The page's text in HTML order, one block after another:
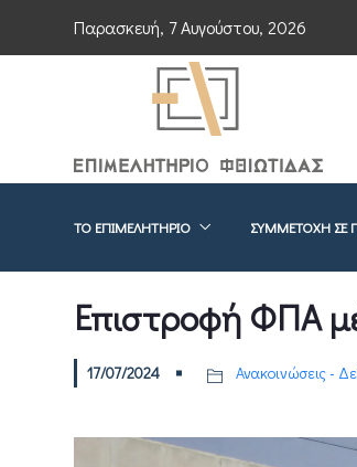
Παρασκευή, 7 Αυγούστου, 2026
ΤΟ ΕΠΙΜΕΛΗΤΉΡΙΟ ΣΥΜΜΕΤΟΧΉ ΣΕ
Επιστροφή ΦΠΑ
17/07/2024 Ανακοινώσεις -